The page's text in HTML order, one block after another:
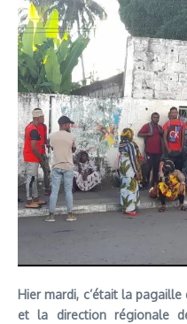
Hier mardi, c’était la
et la direction régionale